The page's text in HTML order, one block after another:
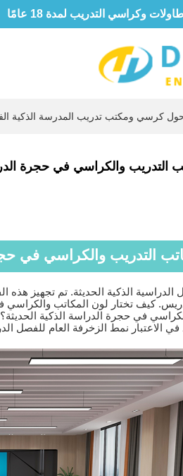
وكراسي التدريب لمدة 18 عامًا
كرسي ومكتب تدريب المدرسة الذكية
التدريب والكراسي في حجرة
التدريب والكراسي في
الدراسية الذكية الحديثة. تم تجهيز
كيف تختار لون المكاتب والكراسي
في حجرة الدراسة الذكية الحديثة؟
الاعتبار نمط الزخرفة العام للفصل